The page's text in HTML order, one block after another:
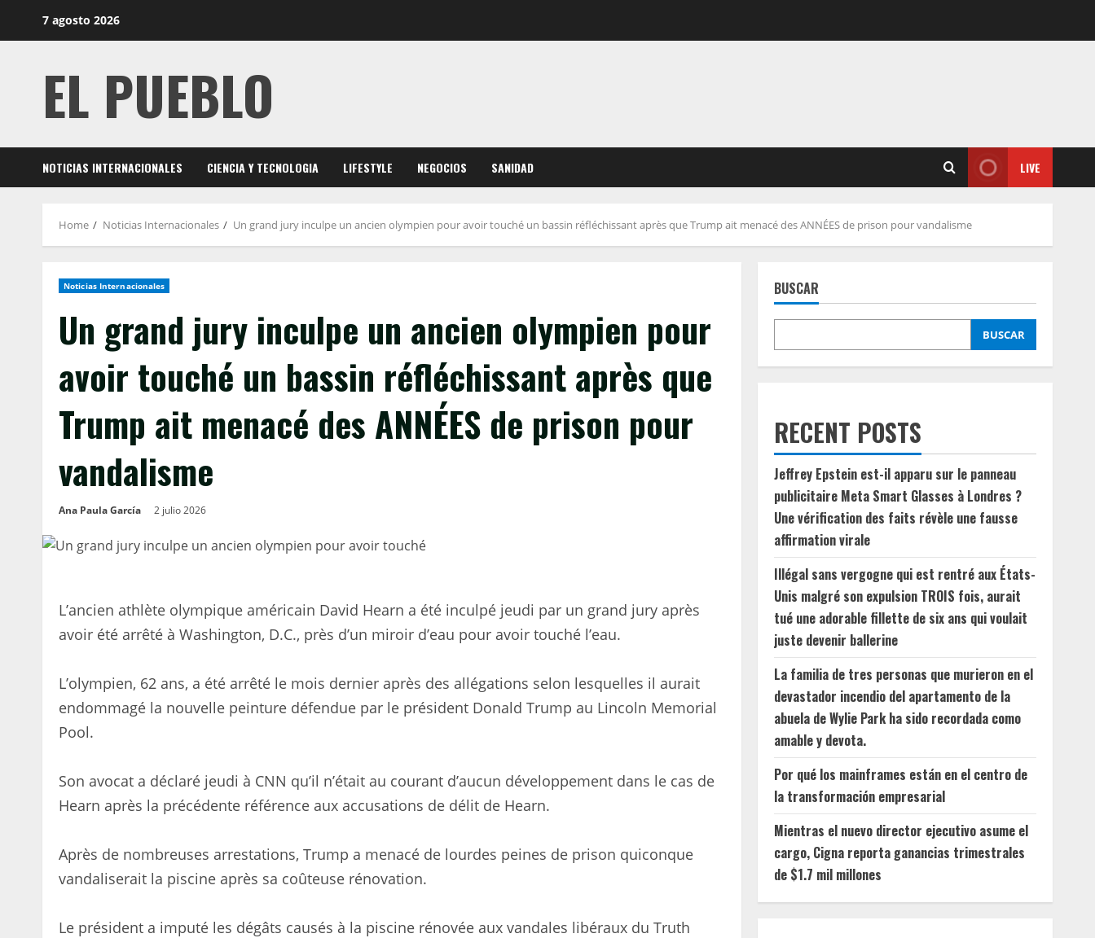
7 agosto 2026
EL PUEBLO
NOTICIAS INTERNACIONALES CIENCIA Y TECNOLOGIA LIFESTYLE NEGOCIOS SANIDAD LIVE
Home Noticias Internacionales Un grand jury inculpe un ancien olympien pour avoir touché un bassin réfléchissant après que Trump ait menacé des ANNÉES de prison pour vandalisme
Noticias Internacionales
Un grand jury inculpe un ancien olympien pour
avoir touché un bassin réfléchissant après que
Trump ait menacé des ANNÉES de prison pour
vandalisme
Ana Paula García 2 julio 2026
L’ancien athlète olympique américain David Hearn a été inculpé jeudi par un grand jury après
avoir été arrêté à Washington, D.C., près d’un miroir d’eau pour avoir touché l’eau.
L’olympien, 62 ans, a été arrêté le mois dernier après des allégations selon lesquelles il aurait
endommagé la nouvelle peinture défendue par le président Donald Trump au Lincoln Memorial
Pool.
Son avocat a déclaré jeudi à CNN qu’il n’était au courant d’aucun développement dans le cas de
Hearn après la précédente référence aux accusations de délit de Hearn.
Après de nombreuses arrestations, Trump a menacé de lourdes peines de prison quiconque
vandaliserait la piscine après sa coûteuse rénovation.
Le président a imputé les dégâts causés à la piscine rénovée aux vandales libéraux du Truth
BUSCAR
BUSCAR
RECENT POSTS
Jeffrey Epstein est-il apparu sur le panneau
publicitaire Meta Smart Glasses à Londres ?
Une vérification des faits révèle une fausse
affirmation virale
Illégal sans vergogne qui est rentré aux États-
Unis malgré son expulsion TROIS fois, aurait
tué une adorable fillette de six ans qui voulait
juste devenir ballerine
La familia de tres personas que murieron en el
devastador incendio del apartamento de la
abuela de Wylie Park ha sido recordada como
amable y devota.
Por qué los mainframes están en el centro de
la transformación empresarial
Mientras el nuevo director ejecutivo asume el
cargo, Cigna reporta ganancias trimestrales
de $1.7 mil millones